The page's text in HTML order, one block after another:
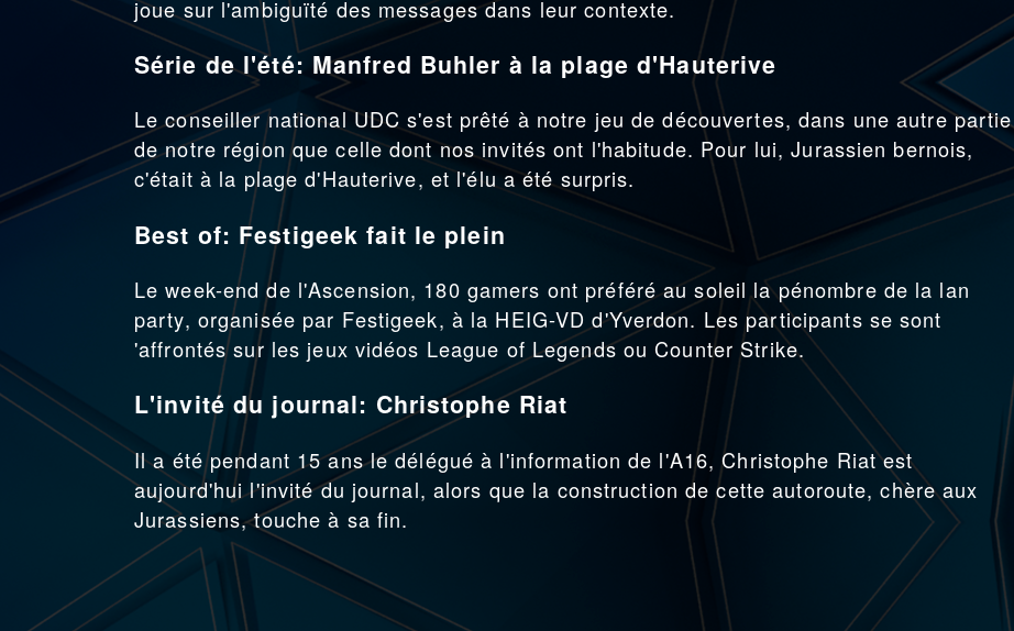
joue sur l'ambiguïté des messages dans leur contexte.
Série de l'été: Manfred Buhler à la plage d'Hauterive
Le conseiller national UDC s'est prêté à notre jeu de découvertes, dans une autre partie
de notre région que celle dont nos invités ont l'habitude. Pour lui, Jurassien bernois,
c'était à la plage d'Hauterive, et l'élu a été surpris.
Best of: Festigeek fait le plein
Le week-end de l'Ascension, 180 gamers ont préféré au soleil la pénombre de la lan
party, organisée par Festigeek, à la HEIG-VD d'Yverdon. Les participants se sont
'affrontés sur les jeux vidéos League of Legends ou Counter Strike.
L'invité du journal: Christophe Riat
Il a été pendant 15 ans le délégué à l'information de l'A16, Christophe Riat est
aujourd'hui l'invité du journal, alors que la construction de cette autoroute, chère aux
Jurassiens, touche à sa fin.